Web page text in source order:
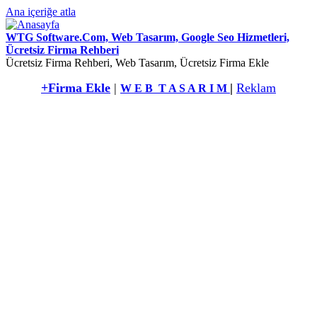
Ana içeriğe atla
WTG Software.Com, Web Tasarım, Google Seo Hizmetleri,
Ücretsiz Firma Rehberi
Ücretsiz Firma Rehberi, Web Tasarım, Ücretsiz Firma Ekle
+Firma Ekle | W E B T A S A R I M | Reklam